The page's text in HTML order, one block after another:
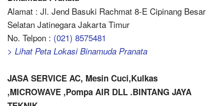
Alamat : Jl. Jend Basuki Rachmat 8-E Cipinang Besar
Selatan Jatinegara Jakarta Timur
No. Telpon : (021) 8575481
> Lihat Peta Lokasi Binamuda Pranata
JASA SERVICE AC, Mesin Cuci,Kulkas
,MICROWAVE ,Pompa AIR DLL .BINTANG JAYA